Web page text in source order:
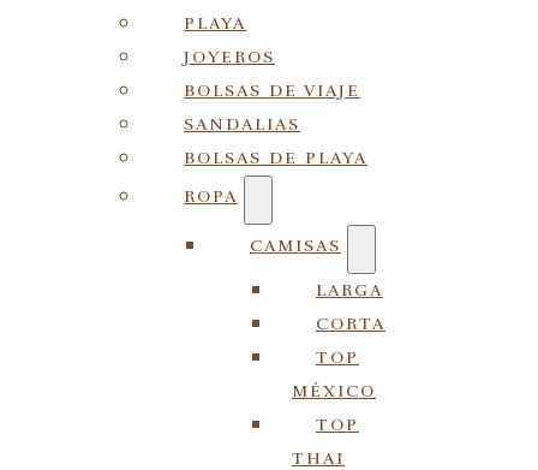
PLAYA
JOYEROS
BOLSAS DE VIAJE
SANDALIAS
BOLSAS DE PLAYA
ROPA
CAMISAS
LARGA
CORTA
TOP
MÉXICO
TOP
THAI